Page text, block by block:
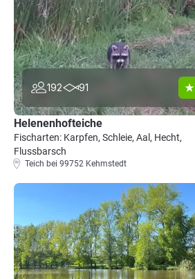
192 91
Helenenhofteiche
Fischarten: Karpfen, Schleie, Aal, Hecht,
Flussbarsch
Teich bei 99752 Kehmstedt